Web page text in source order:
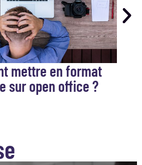
mettre en format
sur open office ?